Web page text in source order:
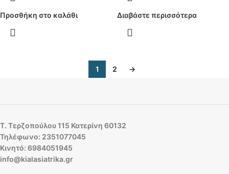
Προσθήκη στο καλάθι Διαβάστε περισσότερα
1 2 →
Τ. Τερζοπούλου 115 Κατερίνη 60132
Τηλέφωνο: 2351077045
Κινητό: 6984051945
info@kialasiatrika.gr